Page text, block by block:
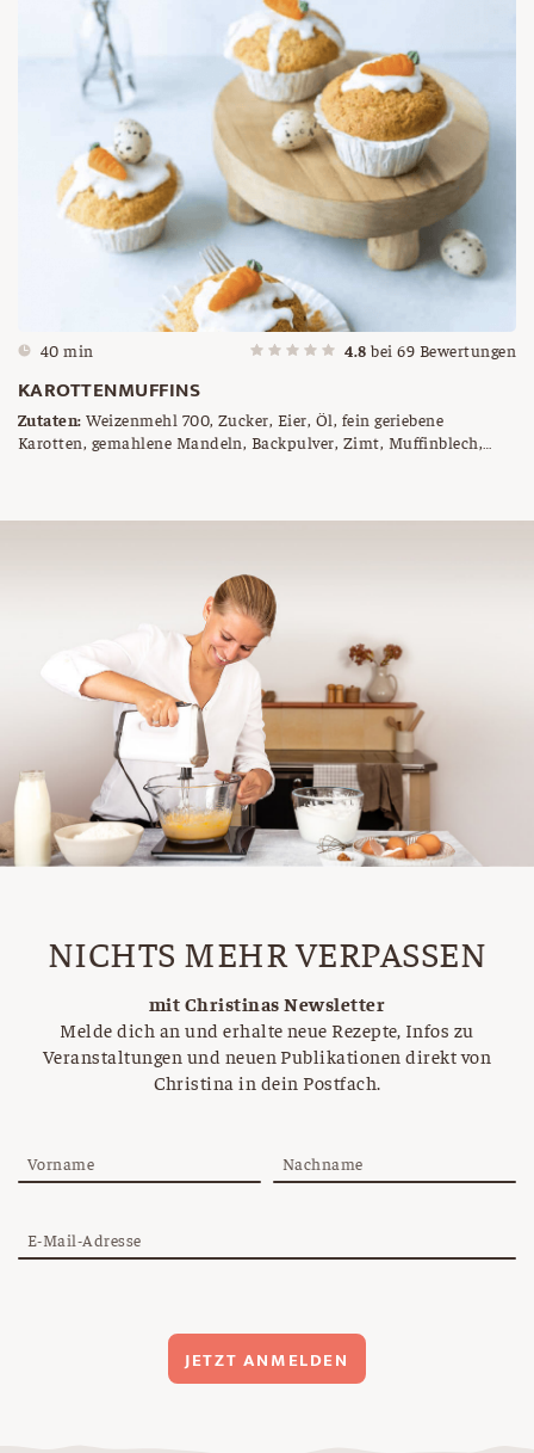
40 min 4.8 bei69 Bewertungen
KAROTTENMUFFINS
Zutaten: Weizenmehl 700, Zucker, Eier, Öl, fein geriebene
Karotten, gemahlene Mandeln, Backpulver, Zimt, Muffinblech,
NICHTS MEHR VERPASSEN
mit Christinas Newsletter
Melde dich an und erhalte neue Rezepte, Infos zu
Veranstaltungen und neuen Publikationen direkt von
Christina in dein Postfach.
Vorname Nachname
E-Mail-Adresse
JETZT ANMELDEN